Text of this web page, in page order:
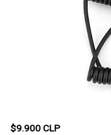
$9.900 CLP